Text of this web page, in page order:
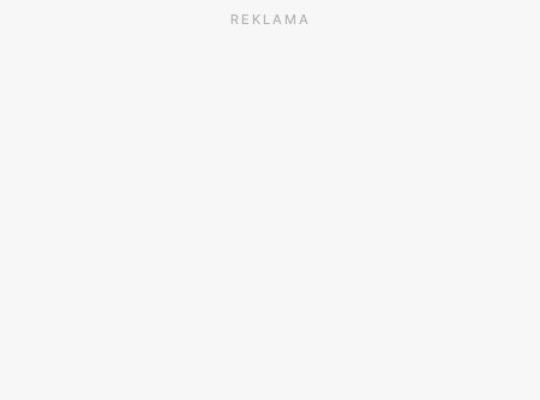
REKLAMA